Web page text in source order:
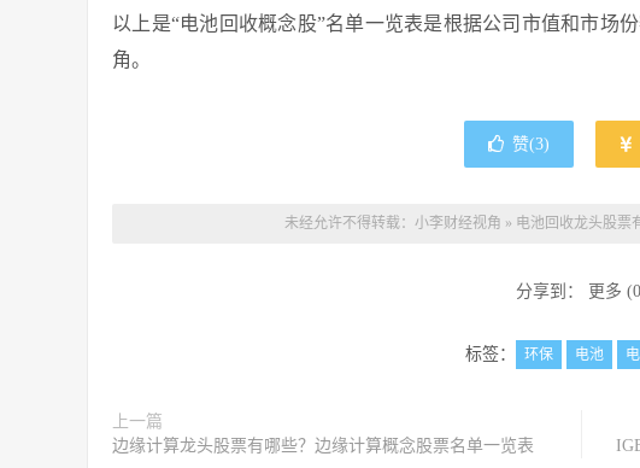
以上是“电池回收概念股”名单一览表是根据公司市值和市场
角。
赞(3)
未经允许不得转载： 小李财经视角 » 电池回收龙头股票
分享到： 更多 (0
标签： 环保 电池
上一篇
边缘计算龙头股票有哪些？边缘计算概念股票名单一览表